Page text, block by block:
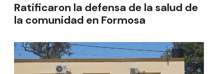
Ratificaron la defensa de la salud de
la comunidad en Formosa